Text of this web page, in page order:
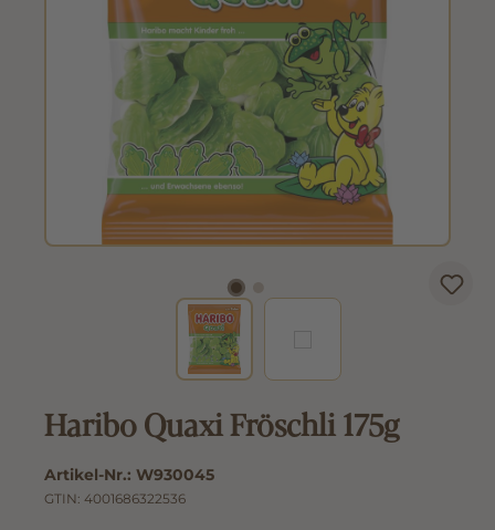
Haribo Quaxi Fröschli 175g
Artikel-Nr.: W930045
GTIN: 4001686322536